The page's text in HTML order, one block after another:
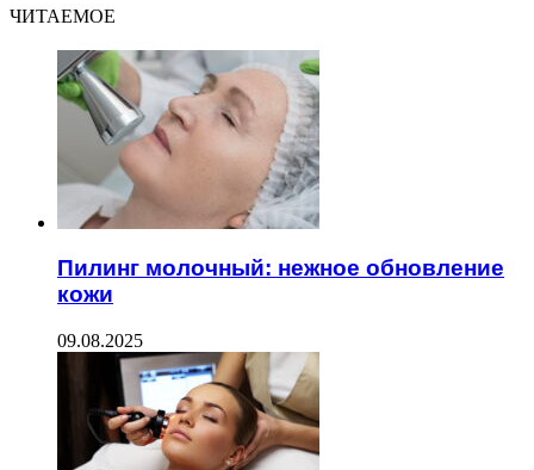
ЧИТАЕМОЕ
Пилинг молочный: нежное обновление
кожи
09.08.2025